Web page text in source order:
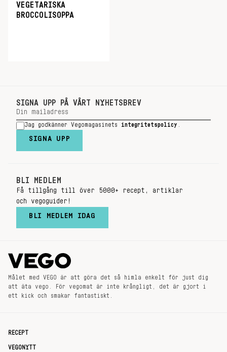
VEGETARISKA
BROCCOLISOPPA
SIGNA UPP PÅ VÅRT NYHETSBREV
Jag godkänner Vegomagasinets integritetspolicy
SIGNA UPP
BLI MEDLEM
Få tillgång till över 5000+ recept, artiklar
och vegoguider!
BLI MEDLEM IDAG
Målet med VEGO är att göra det så himla enkelt för just dig
att äta vego. För vegomat är inte krångligt, det är gjort i
ett kick och smakar fantastiskt.
RECEPT
VEGONYTT